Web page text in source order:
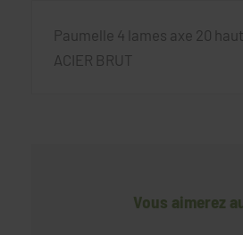
Paumelle 4 lames axe 20
ACIER BRUT
Vous aimerez